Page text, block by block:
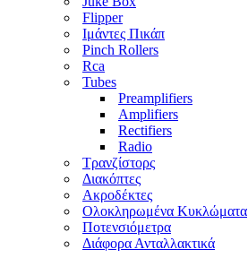
Flipper
Ιμάντες Πικάπ
Pinch Rollers
Rca
Tubes
Preamplifiers
Amplifiers
Rectifiers
Radio
Τρανζίστορς
Διακόπτες
Ακροδέκτες
Ολοκληρωμένα Κυκλώματα
Ποτενσιόμετρα
Διάφορα Ανταλλακτικά